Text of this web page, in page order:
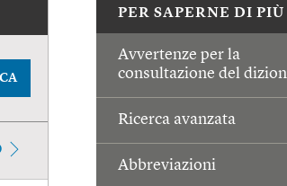
PER SAPERNE DI PIÙ
Avvertenze per la
consultazione del
Ricerca avanzata
Abbreviazioni